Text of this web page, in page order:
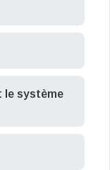
le système